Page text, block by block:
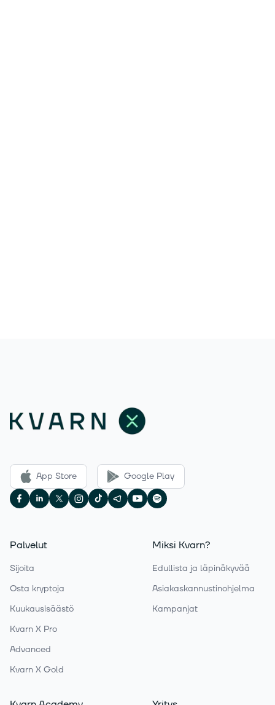
App Store Google Play
Palvelut
Sijoita
Osta kryptoja
Kuukausisäästö
Kvarn X Pro
Advanced
Kvarn X Gold
Miksi Kvarn?
Edullista ja läpinäkyvää
Asiakaskannustinohjelma
Kampanjat